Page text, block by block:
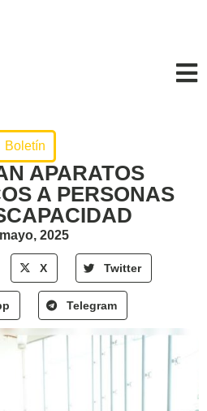
Boletín
APARATOS
A PERSONAS
2025
X Twitter
Telegram